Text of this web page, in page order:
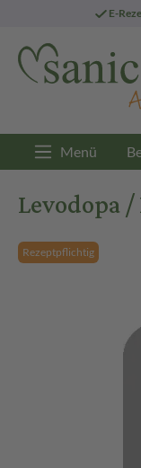
E-
Menü
Levodopa
Rezeptpflichtig